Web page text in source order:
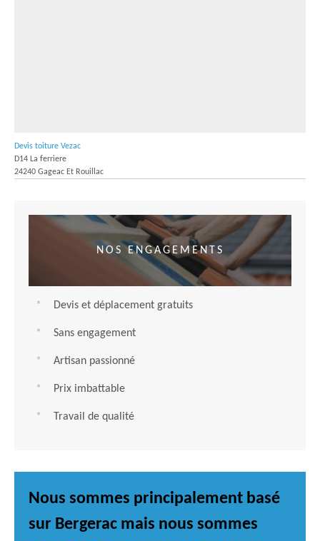
Devis toiture Vezac
D14 La ferriere
24240 Gageac Et Rouillac
NOS ENGAGEMENTS
Devis et déplacement gratuits
Sans engagement
Artisan passionné
Prix imbattable
Travail de qualité
Nous sommes principalement basé
sur Bergerac mais nous sommes